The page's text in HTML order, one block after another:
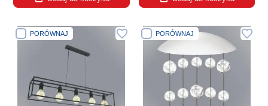
PORÓWNAJ PORÓWNAJ